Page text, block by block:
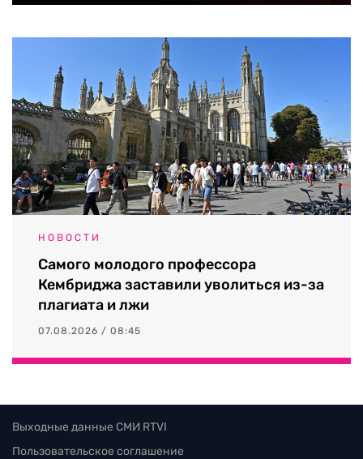
НОВОСТИ
Самого молодого профессора
Кембриджа заставили уволиться из-за
плагиата и лжи
07.08.2026 / 08:45
Выходные данные СМИ RTVI
Пользовательское соглашение